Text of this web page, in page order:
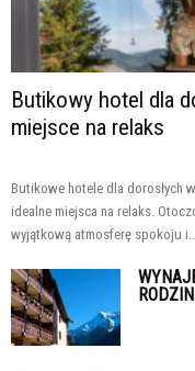
Butikowy hotel dla
miejsce na relaks
Butikowe hotele dla dorosłych
idealne miejsca na relaks.
wyjątkową atmosferę spokoju